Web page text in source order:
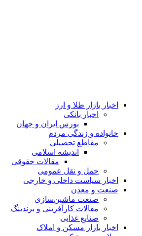
اخبار بازار طلا و ارز
اخبار بانکی
بورس ایران و جهان
خانواده و زندگی مردم
مقاطع تحصیلی
اندیشه اسلامی
مقالات حقوقی
حمل و نقل عمومی
اخبار سیاست داخلی و خارجی
صنعت و معدن
صنعت ماشین‌سازی
مقالات کارآفرینی و برندینگ
صنایع غذایی
اخبار بازار مسکن و املاک